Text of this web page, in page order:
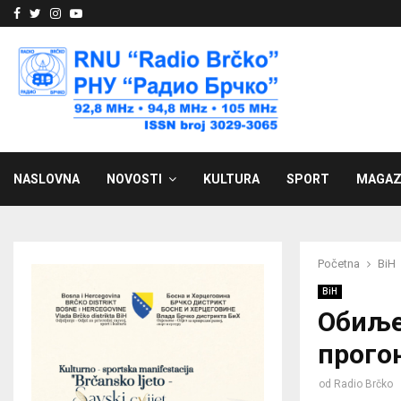
Facebook
Twitter
Instagram
Youtube
NASLOVNA NOVOSTI KULTURA SPORT
Početna BiH
BiH
od Radio Brčko